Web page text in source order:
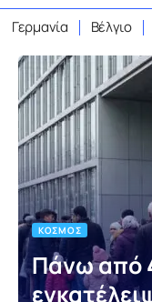
Γερμανία Βέλγιο
ΚΌΣΜΟΣ
Πάνω από